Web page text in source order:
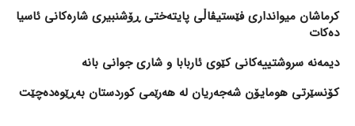
کرماشان میوانداری فێستیڤاڵی پایتەختی ڕۆشنبیری شارەکانی ئاسیا
دەکات
کۆنسێرتی هومایۆن شەجەریان لە هەرێمی کوردستان بەڕێوەدەچێت